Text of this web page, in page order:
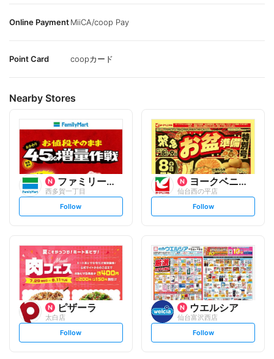
Online PaymentMiiCA/coop Pay
Point Card coopカード
Nearby Stores
ファミリーマート
西多賀一丁目
s
t
l
o
w
Follow
ヨークベニマル
仙台西の平店
s
t
l
o
w
Follow
ピザーラ
太白店
s
t
Follow
ウエルシア
仙台富沢西店
s
t
Follow